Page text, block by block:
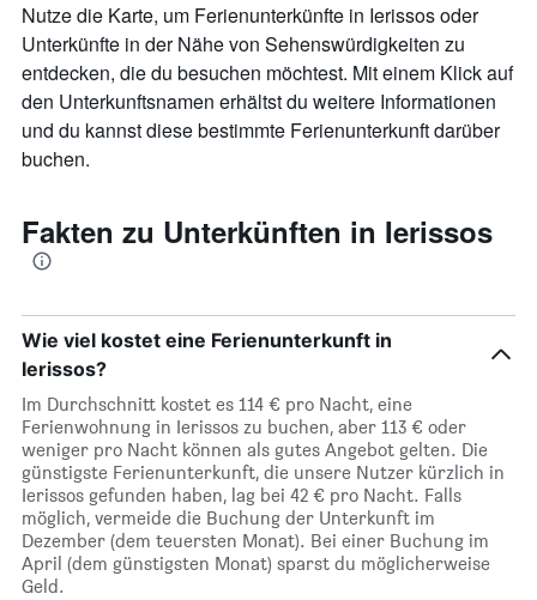
Nutze die Karte, um Ferienunterkünfte in Ierissos oder
Unterkünfte in der Nähe von Sehenswürdigkeiten zu
entdecken, die du besuchen möchtest. Mit einem Klick auf
den Unterkunftsnamen erhältst du weitere Informationen
und du kannst diese bestimmte Ferienunterkunft darüber
buchen.
Fakten zu Unterkünften in Ierissos
Wie viel kostet eine Ferienunterkunft in
Ierissos?
Im Durchschnitt kostet es 114 € pro Nacht, eine
Ferienwohnung in Ierissos zu buchen, aber 113 € oder
weniger pro Nacht können als gutes Angebot gelten. Die
günstigste Ferienunterkunft, die unsere Nutzer kürzlich in
Ierissos gefunden haben, lag bei 42 € pro Nacht. Falls
möglich, vermeide die Buchung der Unterkunft im
Dezember (dem teuersten Monat). Bei einer Buchung im
April (dem günstigsten Monat) sparst du möglicherweise
Geld.